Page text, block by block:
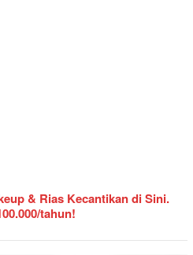
& Rias Kecantikan di Sini.
tahun!